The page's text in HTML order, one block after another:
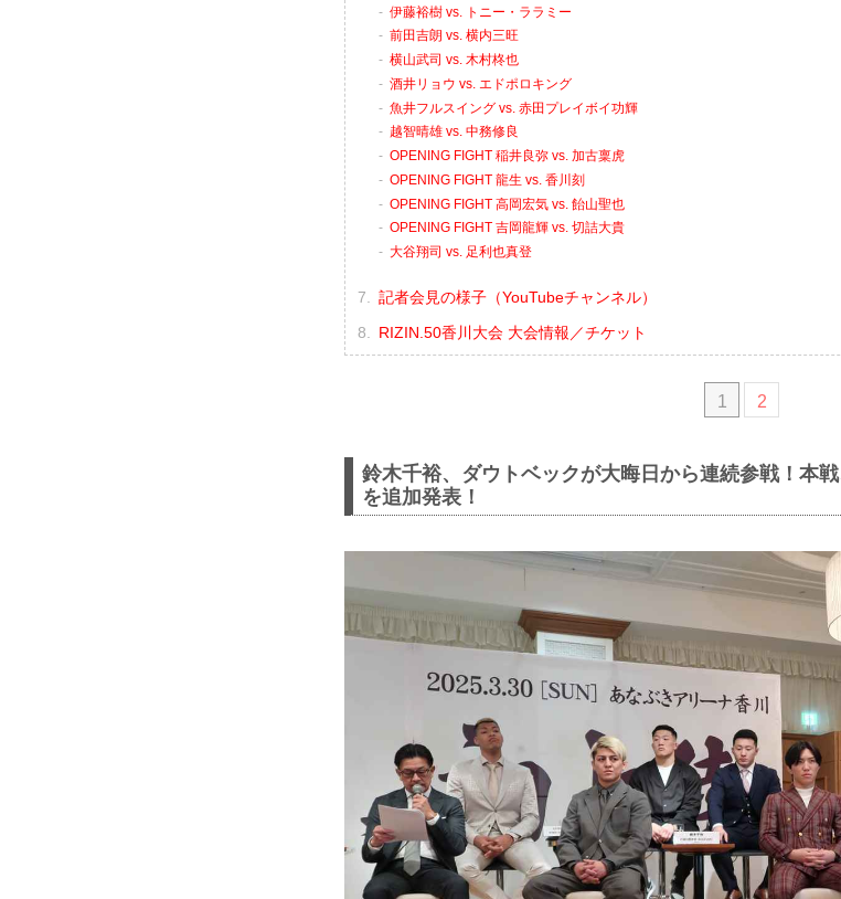
伊藤裕樹 vs. トニー・ララミー
前田吉朗 vs. 横内三旺
横山武司 vs. 木村柊也
酒井リョウ vs. エドポロキング
魚井フルスイング vs. 赤田プレイボイ功輝
越智晴雄 vs. 中務修良
OPENING FIGHT 稲井良弥 vs. 加古稟虎
OPENING FIGHT 龍生 vs. 香川刻
OPENING FIGHT 高岡宏気 vs. 飴山聖也
OPENING FIGHT 吉岡龍輝 vs. 切詰大貴
大谷翔司 vs. 足利也真登
記者会見の様子（YouTubeチャンネル）
RIZIN.50香川大会 大会情報／チケット
1 2
鈴木千裕、ダウトベックが大晦日から連続参戦！本
を追加発表！